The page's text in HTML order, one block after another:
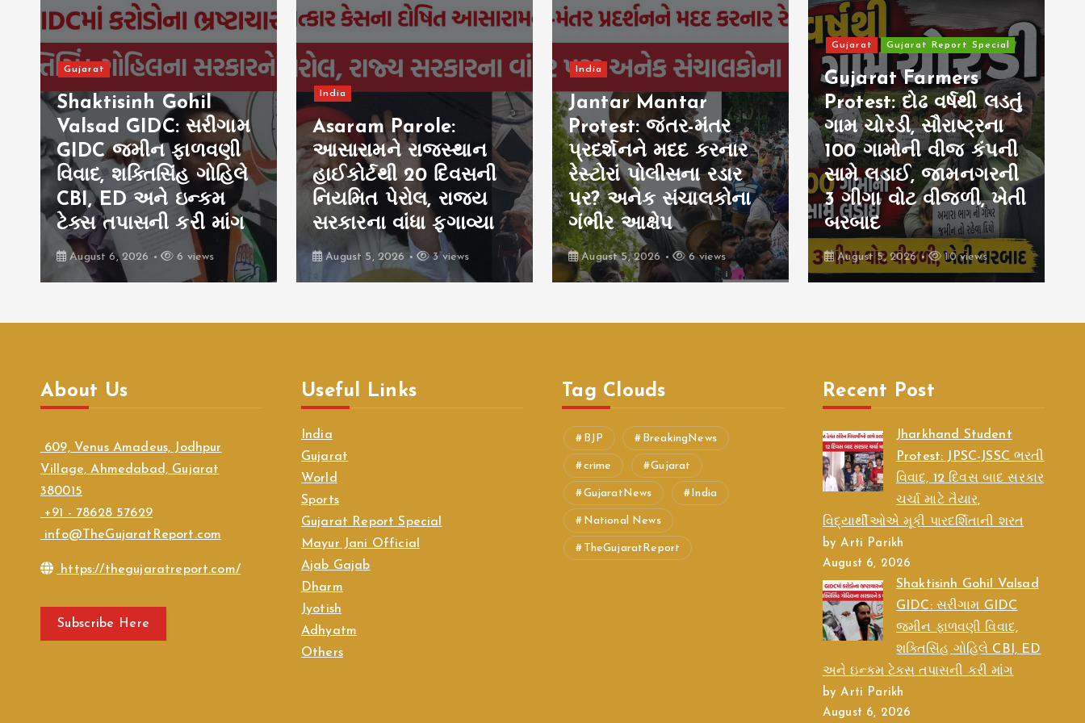
India
Asaram Parole:
આસારામને રાજસ્થાન
હાઈકોર્ટથી 20 દિવસની
નિયમિત પેરોલ, રાજ્ય
સરકારના વાંધા ફગાવ્યા
August 5, 2026 3 views
India
Jantar Mantar
Protest: જંતર-મંતર
પ્રદર્શનને મદદ કરનાર
રેસ્ટોરાં પોલીસના રડાર
પર? અનેક સંચાલકોના
ગંભીર આક્ષેપ
August 5, 2026 6 views
Gujarat Gujarat Report Special
Gujarat Farmers
Protest: દોઢ વર્ષથી લડતું
ગામ ચોરડી, સૌરાષ્ટ્રના
100 ગામોની વીજ કંપની
સામે લડાઈ, જામનગરની
3 ગીગા વોટ વીજળી, ખેતી
બરબાદ
August 5, 2026 10 views
India
Datia Bypoll BJP:
6,016 મતોથી હાર બાદ
ભાજપનો મોટો નિર્ણય,
દતિયા જિલ્લા એકમ ભંગ
August 5, 2026 6 views
About Us
609, Venus Amadeus, Jodhpur
Village, Ahmedabad, Gujarat
380015
+91 - 78628 57629
info@TheGujaratReport.com
https://thegujaratreport.com/
Subscribe Here
Useful Links
India
Gujarat
World
Sports
Gujarat Report Special
Mayur Jani Official
Ajab Gajab
Dharm
Jyotish
Adhyatm
Others
Tag Clouds
BJP BreakingNews
crime Gujarat
GujaratNews India
National News
TheGujaratReport
Recent Post
Jharkhand Student
Protest: JPSC-JSSC ભરતી
વિવાદ, 12 દિવસ બાદ સરકાર
ચર્ચા માટે તૈયાર,
વિદ્યાર્થીઓએ મૂકી પારદર્શિતાની શરત
by Arti Parikh
August 6, 2026
Shaktisinh Gohil Valsad
GIDC: સરીગામ GIDC
જમીન ફાળવણી વિવાદ,
શક્તિસિંહ ગોહિલે CBI, ED
અને ઇન્કમ ટેક્સ તપાસની કરી માંગ
by Arti Parikh
August 6, 2026